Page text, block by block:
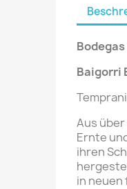
Baigorri
Aus
Ernte
ihren
in